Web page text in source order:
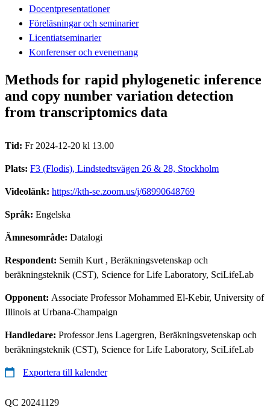
Docentpresentationer
Föreläsningar och seminarier
Licentiatseminarier
Konferenser och evenemang
Methods for rapid phylogenetic inference
and copy number variation detection
from transcriptomics data
Tid: Fr 2024-12-20 kl 13.00
Plats: F3 (Flodis), Lindstedtsvägen 26 & 28, Stockholm
Videolänk: https://kth-se.zoom.us/j/68990648769
Språk: Engelska
Ämnesområde: Datalogi
Respondent: Semih Kurt , Beräkningsvetenskap och
beräkningsteknik (CST), Science for Life Laboratory, SciLifeLab
Opponent: Associate Professor Mohammed El-Kebir, University of
Illinois at Urbana-Champaign
Handledare: Professor Jens Lagergren, Beräkningsvetenskap och
beräkningsteknik (CST), Science for Life Laboratory, SciLifeLab
Exportera till kalender
QC 20241129